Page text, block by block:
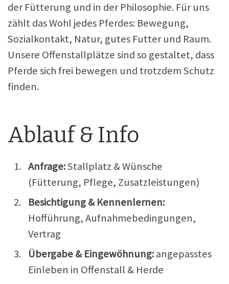
der Fütterung und in der Philosophie. Für uns
zählt das Wohl jedes Pferdes: Bewegung,
Sozialkontakt, Natur, gutes Futter und Raum.
Unsere Offenstallplätze sind so gestaltet, dass
Pferde sich frei bewegen und trotzdem Schutz
finden.
Ablauf & Info
Anfrage:Stallplatz & Wünsche
(Fütterung, Pflege, Zusatzleistungen)
Besichtigung & Kennenlernen:
Hofführung, Aufnahmebedingungen,
Vertrag
Übergabe & Eingewöhnung:angepasstes
Einleben in Offenstall & Herde